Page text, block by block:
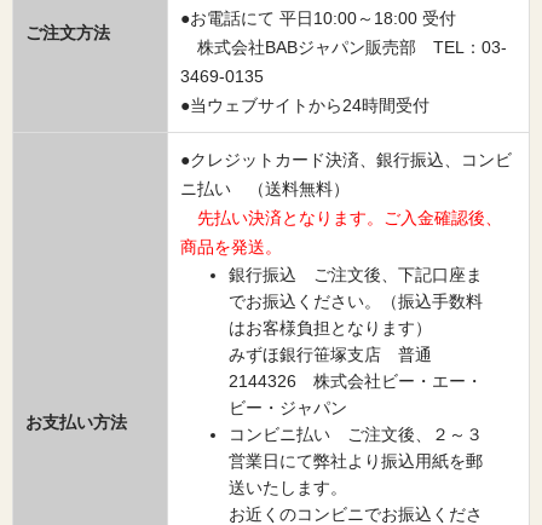
ご注文方法
●お電話にて 平日10:00～18:00 受付
株式会社BABジャパン販売部 TEL：03-
3469-0135
●当ウェブサイトから24時間受付
お支払い方法
●クレジットカード決済、銀行振込、コンビ
ニ払い （送料無料）
先払い決済となります。ご入金確認後、
商品を発送。
銀行振込 ご注文後、下記口座ま
でお振込ください。（振込手数料
はお客様負担となります）
みずほ銀行笹塚支店 普通
2144326 株式会社ビー・エー・
ビー・ジャパン
コンビニ払い ご注文後、２～３
営業日にて弊社より振込用紙を郵
送いたします。
お近くのコンビニでお振込くださ